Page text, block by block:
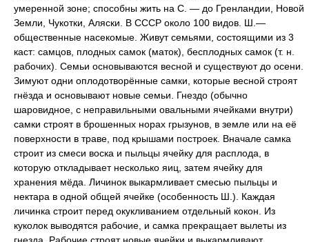
умеренной зоне; способны жить на С. — до Гренландии, Новой
Земли, Чукотки, Аляски. В СССР около 100 видов. Ш.—
общественные насекомые. Живут семьями, состоящими из 3
каст: самцов, плодных самок (маток), бесплодных самок (т. н.
рабочих). Семьи основываются весной и существуют до осени.
Зимуют одни оплодотворённые самки, которые весной строят
гнёзда и основывают новые семьи. Гнездо (обычно
шаровидное, с неправильными овальными ячейками внутри)
самки строят в брошенных норах грызунов, в земле или на её
поверхности в траве, под крышами построек. Вначале самка
строит из смеси воска и пыльцы ячейку для расплода, в
которую откладывает несколько яиц, затем ячейку для
хранения мёда. Личинок выкармливает смесью пыльцы и
нектара в одной общей ячейке (особенность Ш.). Каждая
личинка строит перед окукливанием отдельный кокон. Из
куколок выводятся рабочие, и самка прекращает вылеты из